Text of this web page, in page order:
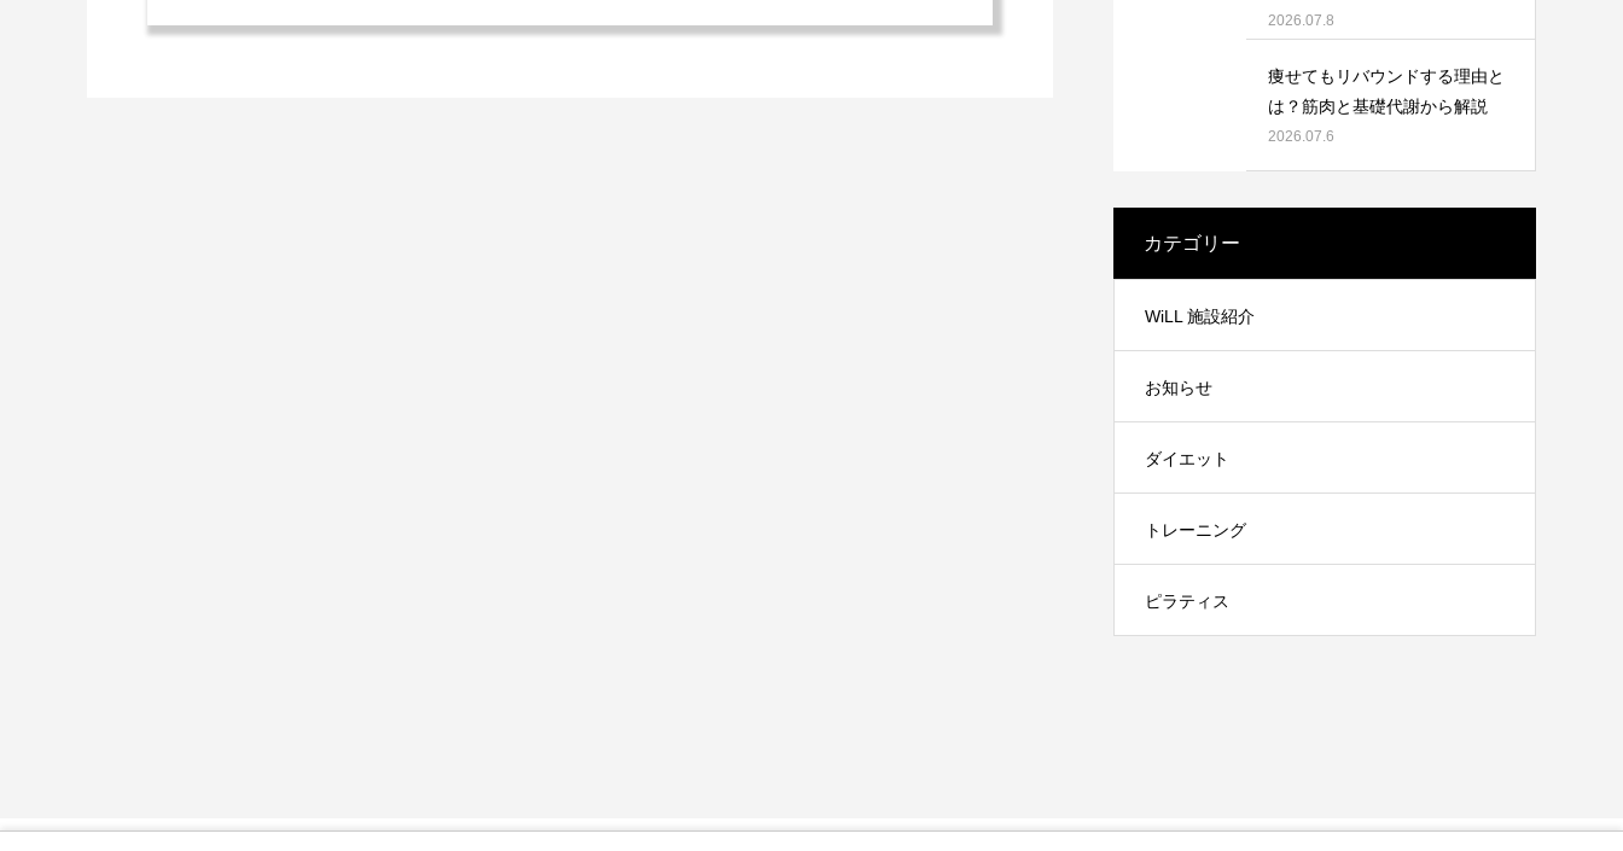
2026.07.8
痩せてもリバウンドする理由と
は？筋肉と基礎代謝から解説
2026.07.6
カテゴリー
WiLL 施設紹介
お知らせ
ダイエット
トレーニング
ピラティス